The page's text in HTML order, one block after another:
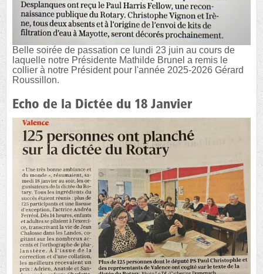
Belle soirée de passation ce lundi 23 juin au cours de
laquelle notre Présidente Mathilde Brunel a remis le
collier à notre Président pour l'année 2025-2026 Gérard
Roussillon.
Echo de la Dictée du 18 Janvier